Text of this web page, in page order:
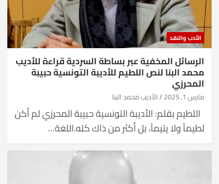
الأدب والنقد
الرسائل المخفية عبر بساطة السردية قراءة للأديب
محمد البنا لنص اللطيم للأديبة التونسية حبيبة
المحرزي
مارس 1, 2025 الأديب محمد البنا
اللطيم بقلم: الأديبة التونسية حبيبة المحرزي لم أكن
لطيماً ولا يتيماً، بل أكثر من ذاك كله.اللغة…